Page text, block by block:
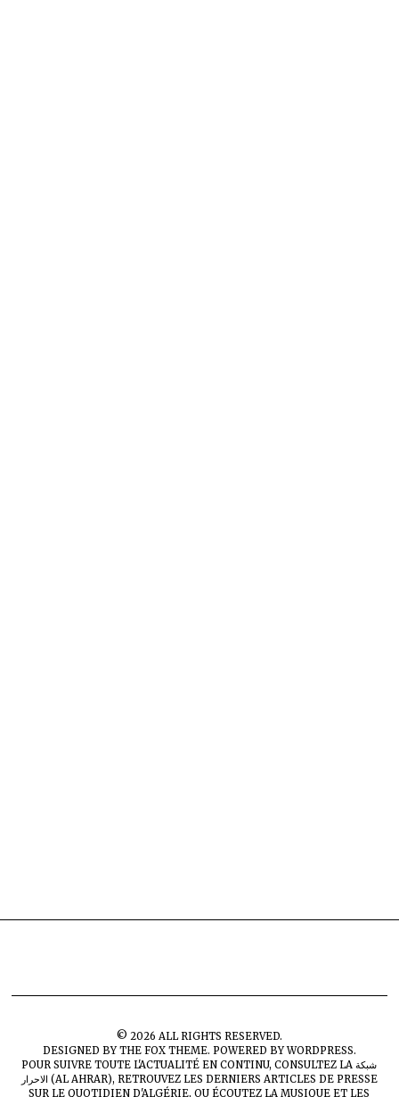
© 2026 ALL RIGHTS RESERVED.
DESIGNED BYTHE FOX THEME. POWERED BY WORDPRESS.
POUR SUIVRE TOUTE L'ACTUALITÉ EN CONTINU, CONSULTEZ LAشبكة
الاحرار (AL AHRAR), RETROUVEZ LES DERNIERS ARTICLES DE PRESSE
SURLE QUOTIDIEN D'ALGÉRIE, OU ÉCOUTEZ LA MUSIQUE ET LES